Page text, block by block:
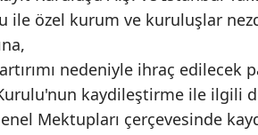
ile özel kurum ve kuruluşlar
nedeniyle ihraç edilecek
kaydileştirme ile ilgili
Mektupları çerçevesinde